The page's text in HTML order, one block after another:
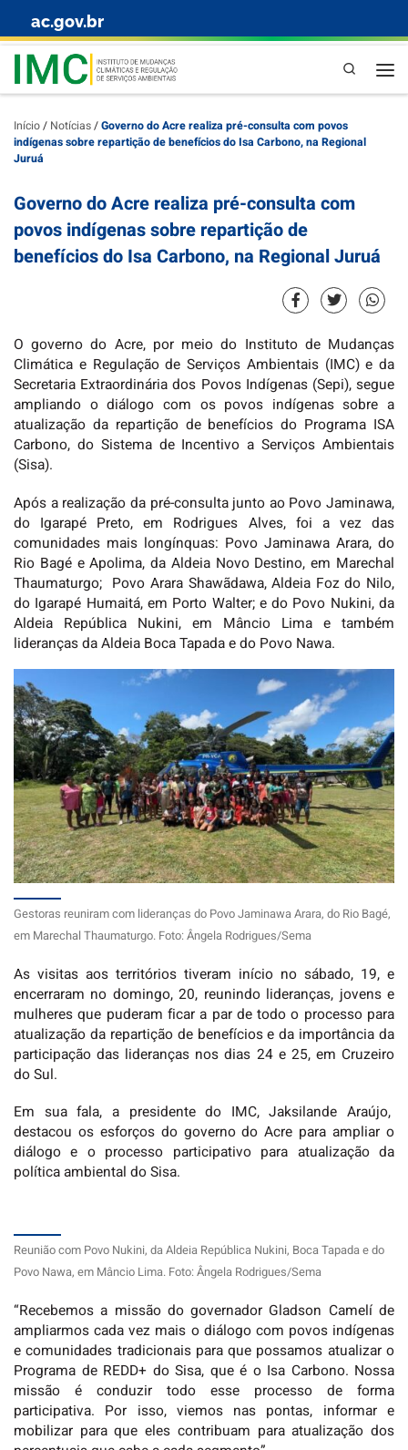
Skip to content
ac.gov.br
Pesquisa
Início/ Notícias/Governo do Acre realiza pré-consulta com povos
indígenas sobre repartição de benefícios do Isa Carbono, na Regional
Juruá
Governo do Acre realiza pré-consulta com
povos indígenas sobre repartição de
benefícios do Isa Carbono, na Regional Juruá
O governo do Acre, por meio do Instituto de Mudanças
Climática e Regulação de Serviços Ambientais (IMC) e da
Secretaria Extraordinária dos Povos Indígenas (Sepi), segue
ampliando o diálogo com os povos indígenas sobre a
atualização da repartição de benefícios do Programa ISA
Carbono, do Sistema de Incentivo a Serviços Ambientais
(Sisa).
Após a realização da pré-consulta junto ao Povo Jaminawa,
do Igarapé Preto, em Rodrigues Alves, foi a vez das
comunidades mais longínquas: Povo Jaminawa Arara, do
Rio Bagé e Apolima, da Aldeia Novo Destino, em Marechal
Thaumaturgo; Povo Arara Shawãdawa, Aldeia Foz do Nilo,
do Igarapé Humaitá, em Porto Walter; e do Povo Nukini, da
Aldeia República Nukini, em Mâncio Lima e também
lideranças da Aldeia Boca Tapada e do Povo Nawa.
Gestoras reuniram com lideranças do Povo Jaminawa Arara, do Rio Bagé,
em Marechal Thaumaturgo. Foto: Ângela Rodrigues/Sema
As visitas aos territórios tiveram início no sábado, 19, e
encerraram no domingo, 20, reunindo lideranças, jovens e
mulheres que puderam ficar a par de todo o processo para
atualização da repartição de benefícios e da importância da
participação das lideranças nos dias 24 e 25, em Cruzeiro
do Sul.
Em sua fala, a presidente do IMC, Jaksilande Araújo,
destacou os esforços do governo do Acre para ampliar o
diálogo e o processo participativo para atualização da
política ambiental do Sisa.
Reunião com Povo Nukini, da Aldeia República Nukini, Boca Tapada e do
Povo Nawa, em Mâncio Lima. Foto: Ângela Rodrigues/Sema
“Recebemos a missão do governador Gladson Camelí de
ampliarmos cada vez mais o diálogo com povos indígenas
e comunidades tradicionais para que possamos atualizar o
Programa de REDD+ do Sisa, que é o Isa Carbono. Nossa
missão é conduzir todo esse processo de forma
participativa. Por isso, viemos nas pontas, informar e
mobilizar para que eles contribuam para atualização dos